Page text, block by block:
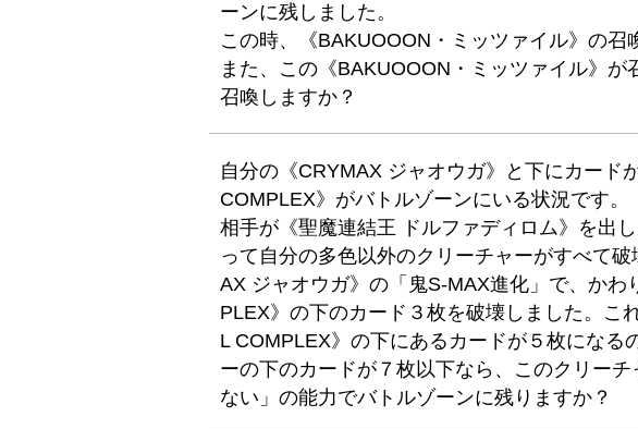
ーンに残しました。
この時、《BAKUOOON・ミッツァイル》の召
また、この《BAKUOOON・ミッツァイル》が
召喚しますか？
自分の《CRYMAX ジャオウガ》と下にカード
COMPLEX》がバトルゾーンにいる状況です。
相手が《聖魔連結王 ドルファディロム》を出
って自分の多色以外のクリーチャーがすべて
AX ジャオウガ》の「鬼S-MAX進化」で、かわ
PLEX》の下のカード３枚を破壊しました。こ
L COMPLEX》の下にあるカードが５枚になる
ーの下のカードが７枚以下なら、このクリー
ない」の能力でバトルゾーンに残りますか？